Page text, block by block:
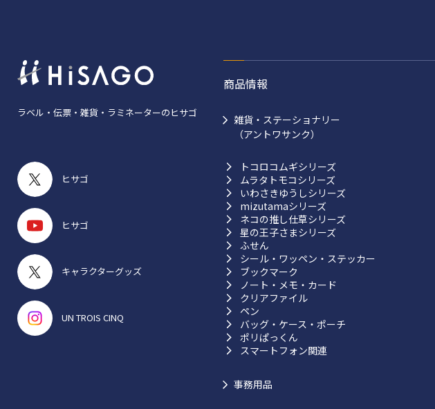
ラベル・伝票・雑貨・ラミネーターのヒサゴ
ヒサゴ
ヒサゴ
キャラクターグッズ
UN TROIS CINQ
商品情報
雑貨・ステーショナリー
（アントワサンク）
トコロコムギシリーズ
ムラタトモコシリーズ
いわさきゆうしシリーズ
mizutamaシリーズ
ネコの推し仕草シリーズ
星の王子さまシリーズ
ふせん
シール・ワッペン・ステッカー
ブックマーク
ノート・メモ・カード
クリアファイル
ペン
バッグ・ケース・ポーチ
ポリぱっくん
スマートフォン関連
事務用品